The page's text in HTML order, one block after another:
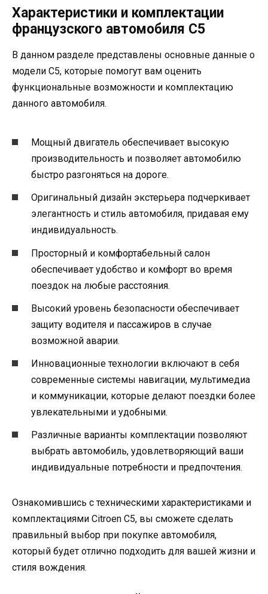
Характеристики и комплектации
французского автомобиля C5
В данном разделе представлены основные данные о
модели C5, которые помогут вам оценить
функциональные возможности и комплектацию
данного автомобиля.
Мощный двигатель обеспечивает высокую
производительность и позволяет автомобилю
быстро разгоняться на дороге.
Оригинальный дизайн экстерьера подчеркивает
элегантность и стиль автомобиля, придавая ему
индивидуальность.
Просторный и комфортабельный салон
обеспечивает удобство и комфорт во время
поездок на любые расстояния.
Высокий уровень безопасности обеспечивает
защиту водителя и пассажиров в случае
возможной аварии.
Инновационные технологии включают в себя
современные системы навигации, мультимедиа
и коммуникации, которые делают поездки более
увлекательными и удобными.
Различные варианты комплектации позволяют
выбрать автомобиль, удовлетворяющий ваши
индивидуальные потребности и предпочтения.
Ознакомившись с техническими характеристиками и
комплектациями Citroen C5, вы сможете сделать
правильный выбор при покупке автомобиля,
который будет отлично подходить для вашей жизни и
стиля вождения.